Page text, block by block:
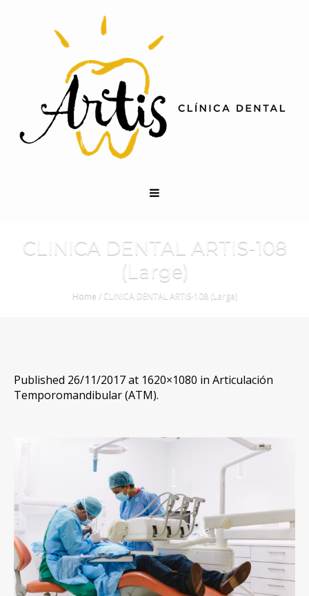
CLINICA DENTAL ARTIS-108
(Large)
Home / CLINICA DENTAL ARTIS-108 (Large)
Published 26/11/2017at 1620×1080 in Articulación
Temporomandibular (ATM).